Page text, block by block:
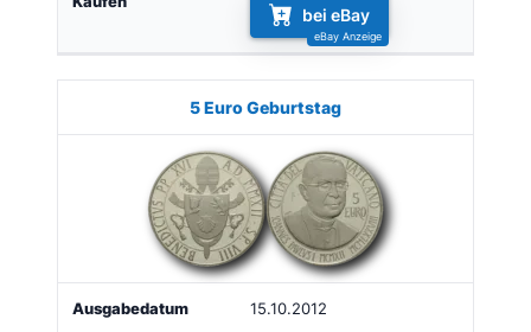
bei eBay
5 Euro Geburtstag
15.10.2012